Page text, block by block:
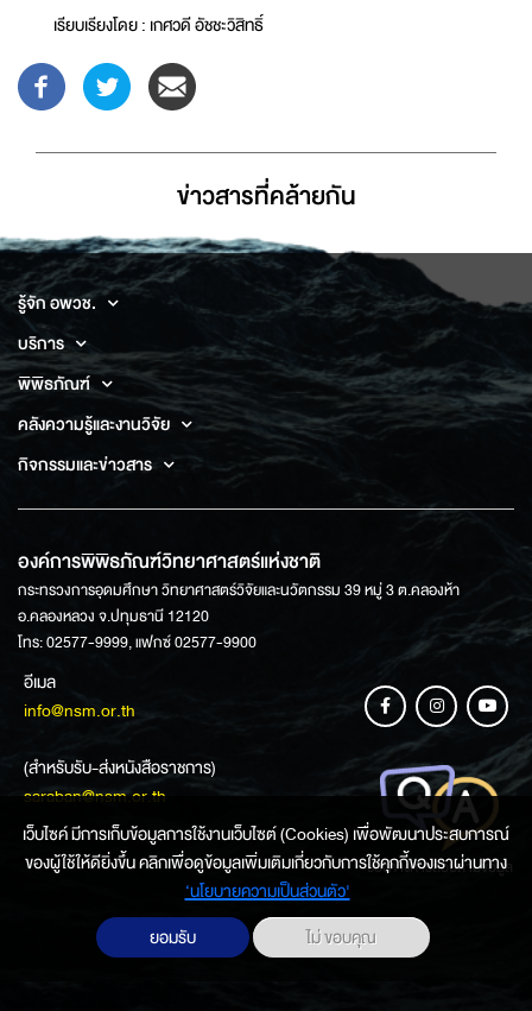
เรียบเรียงโดย : เกศวดี อัชชะวิสิทธิ์
ข่าวสารที่่คล้ายกัน
รู้จัก อพวช.
บริการ
พิพิธภัณฑ์
คลังความรู้และงานวิจัย
กิจกรรมและข่าวสาร
องค์การพิพิธภัณฑ์วิทยาศาสตร์แห่งชาติ
กระทรวงการอุดมศึกษา วิทยาศาสตร์วิจัยและนวัตกรรม 39 หมู่ 3 ต.คลองห้า
อ.คลองหลวง จ.ปทุมธานี 12120
โทร: 02577-9999, แฟกซ์ 02577-9900
อีเมล
info@nsm.or.th
(สำหรับรับ-ส่งหนังสือราชการ)
saraban@nsm.or.th
ช่องทางการสอบถามข้อมูล
เว็บไซค์ มีการเก็บข้อมูลการใช้งานเว็บไซต์ (Cookies) เพื่อพัฒนาประสบการณ์
ของผู้ใช้ให้ดียิ่งขึ้น คลิกเพื่อดูข้อมูลเพิ่มเติมเกี่ยวกับการใช้คุกกี้ของเราผ่านทาง
‘นโยบายความเป็นส่วนตัว'
ยอมรับ
ไม่ ขอบคุณ